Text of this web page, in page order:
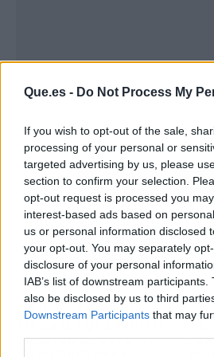
Que.es - Do Not Process My
If you wish to opt-out of the sale,
processing of your personal or
targeted advertising by us, please
section to confirm your selection.
opt-out request is processed you
interest-based ads based on
us or personal information disclosed
your opt-out. You may separately
disclosure of your personal
IAB’s list of downstream
also be disclosed by us to third
Downstream Participants that may
Atrás
ARTÍCULO ANTERIOR
FICHAJES QUE PODRÍA
BARAJAR EL ATLÉTICO
EL